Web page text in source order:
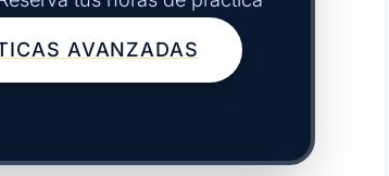
AVANZADAS